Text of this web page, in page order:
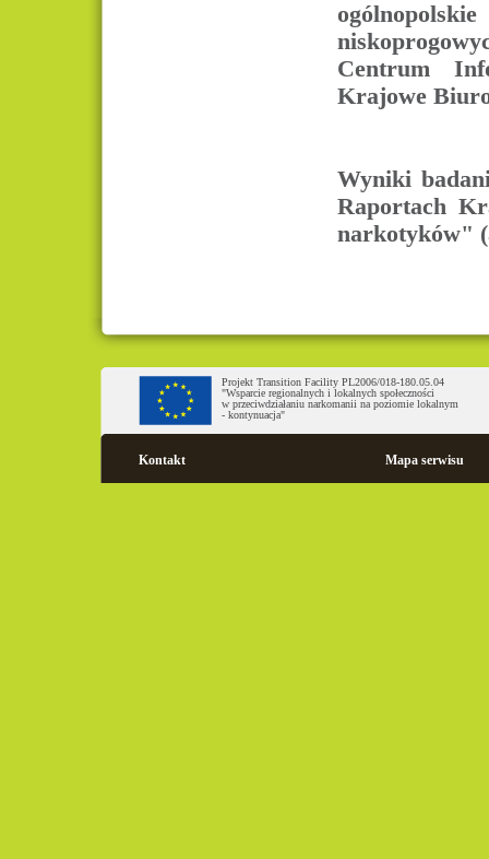
Centrum
Krajowe
Wyniki
Raportach
narkotyków"
Projekt Transition Facility PL2006/018-180.05.04
"Wsparcie regionalnych i lokalnych społeczności
w przeciwdziałaniu narkomanii na poziomie lokalnym
- kontynuacja"
Kontakt Mapa serwisu